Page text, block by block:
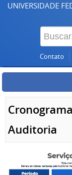
UNIVERSIDADE
Contato
Auditoria